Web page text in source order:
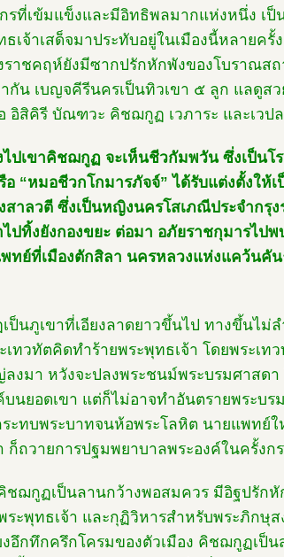
รที่เข้มแข็งและมีอิทธิพลมากแห่งหนึ่ง เ
เจ้าเสด็จมาประทับอยู่ในเมืองนี้หลายค
ราชคฤห์ยังมีซากปรักหักพังของโบราณส
กัน เบญจคีรีนครเป็นทิวเขา ๕ ลูก แลดูสว
อิสิคิรี บัณฑวะ คิชฌกูฏ เวภาระ และเวป
ไปเขาคิชฌกูฏ จะเห็นชีวกัมพวัน ซึ่งเป็น
“หมอชีวกโกมารภัจจ์” ได้รับแต่งตั้งให้
สาลวตี ซึ่งเป็นหญิงนครโสเภณีประจำกรุ
ปทิ้งยังกองขยะ ต่อมา อภัยราชกุมารไปพ
ทย์ที่เมืองตักสิลา นครหลวงแห่งแคว้นคั
ป็นภูเขาที่เอียงลาดยาวขึ้นไป ทางขึ้นไม่ล
เทวทัตคิดทำร้ายพระพุทธเจ้า โดยพระเ
งมา หวังจะปลงพระชนม์พระบรมศาสด
บนยอดเขา แต่ก็ไม่อาจทำอันตรายพระบร
ระทบพระบาทจนห้อพระโลหิต นายแพทย์
ก็ถวายการปฐมพยาบาลพระองค์ในครั้งก
ชฌกูฏเป็นลานกว้างพอสมควร มีอิฐปรัก
ระพุทธเจ้า และกุฏิวิหารสำหรับพระภิกษุ
งอึกทึกครึกโครมของตัวเมือง คิชฌกูฏเป็